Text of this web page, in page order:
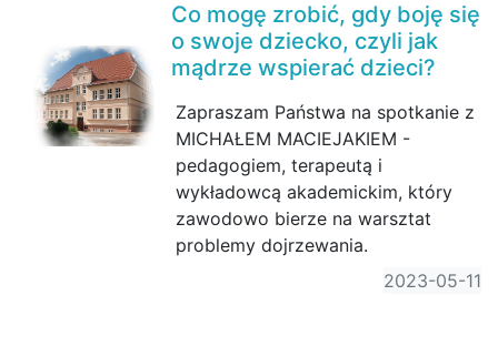
Co mogę zrobić, gdy boję się
o swoje dziecko, czyli jak
mądrze wspierać dzieci?
Zapraszam Państwa na spotkanie z
MICHAŁEM MACIEJAKIEM -
pedagogiem, terapeutą i
wykładowcą akademickim, który
zawodowo bierze na warsztat
problemy dojrzewania.
2023-05-11